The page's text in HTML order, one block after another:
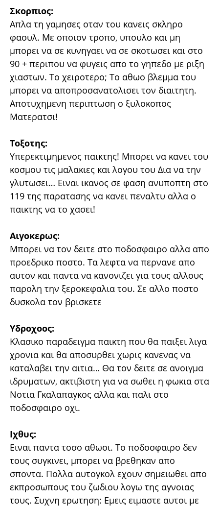
Σκορπιος:
Απλα τη γαμησες οταν του κανεις σκληρο
φαουλ. Με οποιον τροπο, υπουλο και μη
μπορει να σε κυνηγαει να σε σκοτωσει και στο
90 + περιπου να φυγεις απο το γηπεδο με ριξη
χιαστων. Το χειροτερο; Το αθωο βλεμμα του
μπορει να αποπροσανατολισει τον διαιτητη.
Αποτυχημενη περιπτωση ο ξυλοκοπος
Ματερατσι!
Τοξοτης:
Υπερεκτιμημενος παικτης! Μπορει να κανει του
κοσμου τις μαλακιες και λογου του Δια να την
γλυτωσει… Ειναι ικανος σε φαση ανυποπτη στο
119 της παρατασης να κανει πεναλτυ αλλα ο
παικτης να το χασει!
Αιγοκερως:
Μπορει να τον δειτε στο ποδοσφαιρο αλλα απο
προεδρικο ποστο. Τα λεφτα να περνανε απο
αυτον και παντα να κανονιζει για τους αλλους
παρολη την ξεροκεφαλια του. Σε αλλο ποστο
δυσκολα τον βρισκετε
Υδροχοος:
Κλασικο παραδειγμα παικτη που θα παιξει λιγα
χρονια και θα αποσυρθει χωρις κανενας να
καταλαβει την αιτια… Θα τον δειτε σε ανοιγμα
ιδρυματων, ακτιβιστη για να σωθει η φωκια στα
Νοτια Γκαλαπαγκος αλλα και παλι στο
ποδοσφαιρο οχι.
Ιχθυς:
Ειναι παντα τοσο αθωοι. Το ποδοσφαιρο δεν
τους συγκινει, μπορει να βρεθηκαν απο
σποντα. Πολλα αυτογκολ εχουν σημειωθει απο
εκπροσωπους του ζωδιου λογω της αγνοιας
τους. Συχνη ερωτηση: Εμεις ειμαστε αυτοι με